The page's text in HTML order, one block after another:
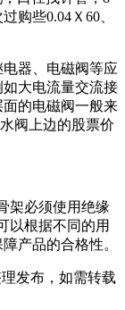
购些0.04Ｘ60、
器、电磁阀等应
大电流量交流接
的电磁阀一般来
阀上边的股票价
架必须使用绝缘
以根据不同的用
产品的合格性。
发布，如需转载